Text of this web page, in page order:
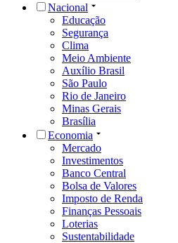
Nacional
Educação
Segurança
Clima
Meio Ambiente
Auxílio Brasil
São Paulo
Rio de Janeiro
Minas Gerais
Brasília
Economia
Mercado
Investimentos
Banco Central
Bolsa de Valores
Imposto de Renda
Finanças Pessoais
Loterias
Sustentabilidade